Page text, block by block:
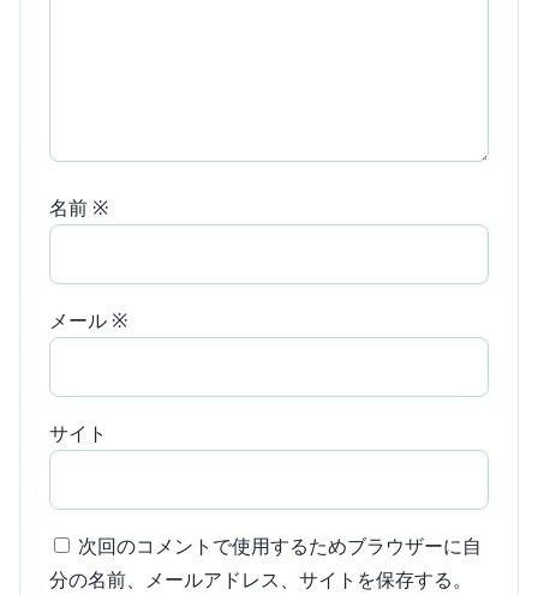
名前 ※
メール ※
サイト
次回のコメントで使用するためブラウザーに自
分の名前、メールアドレス、サイトを保存する。